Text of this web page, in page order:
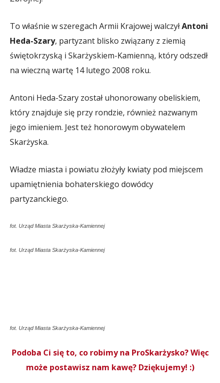
To właśnie w szeregach Armii Krajowej walczyłAntoni
Heda-Szary, partyzant blisko związany z ziemią
świętokrzyską i Skarżyskiem-Kamienną, który odszedł
na wieczną wartę 14 lutego 2008 roku.
Antoni Heda-Szary został uhonorowany obeliskiem,
który znajduje się przy rondzie, również nazwanym
jego imieniem. Jest też honorowym obywatelem
Skarżyska.
Władze miasta i powiatu złożyły kwiaty pod miejscem
upamiętnienia bohaterskiego dowódcy
partyzanckiego.
fot. Urząd Miasta Skarżyska-Kamiennej
fot. Urząd Miasta Skarżyska-Kamiennej
fot. Urząd Miasta Skarżyska-Kamiennej
Podoba Ci się to, co robimy na ProSkarżysko? Więc
może postawisz nam kawę? Dziękujemy! :)